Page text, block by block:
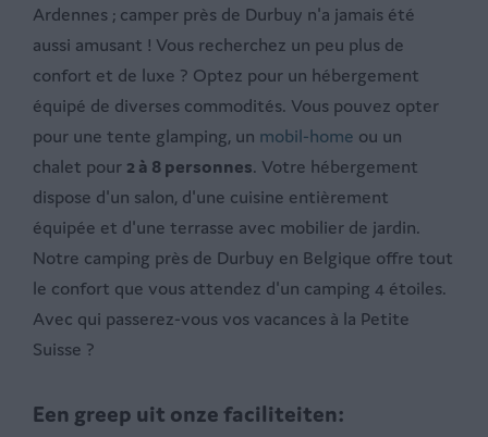
Ardennes ; camper près de Durbuy n'a jamais été
aussi amusant ! Vous recherchez un peu plus de
confort et de luxe ? Optez pour un hébergement
équipé de diverses commodités. Vous pouvez opter
pour une tente glamping, un mobil-home ou un
chalet pour 2 à 8 personnes. Votre hébergement
dispose d'un salon, d'une cuisine entièrement
équipée et d'une terrasse avec mobilier de jardin.
Notre camping près de Durbuy en Belgique offre tout
le confort que vous attendez d'un camping 4 étoiles.
Avec qui passerez-vous vos vacances à la Petite
Suisse ?
Een greep uit onze faciliteiten: